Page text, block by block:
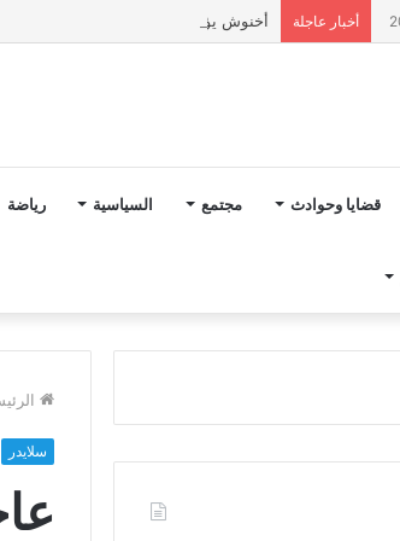
أخبار عاجلة أخنوش يؤكد في المذكرة التوجيهية حول ميزانية 2027 أن ثوابت العدالة الاجتماعية والمجالية خيار
قضايا وحوادث مجتمع السياسية رياضة
سلايدر